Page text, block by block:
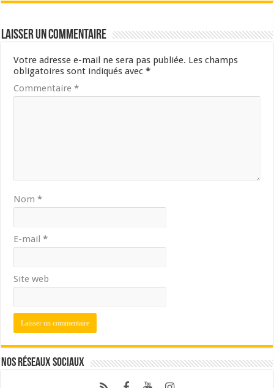
Laisser un commentaire
Votre adresse e-mail ne sera pas publiée. Les champs
obligatoires sont indiqués avec*
Commentaire*
Nom*
E-mail*
Site web
Nos réseaux sociaux